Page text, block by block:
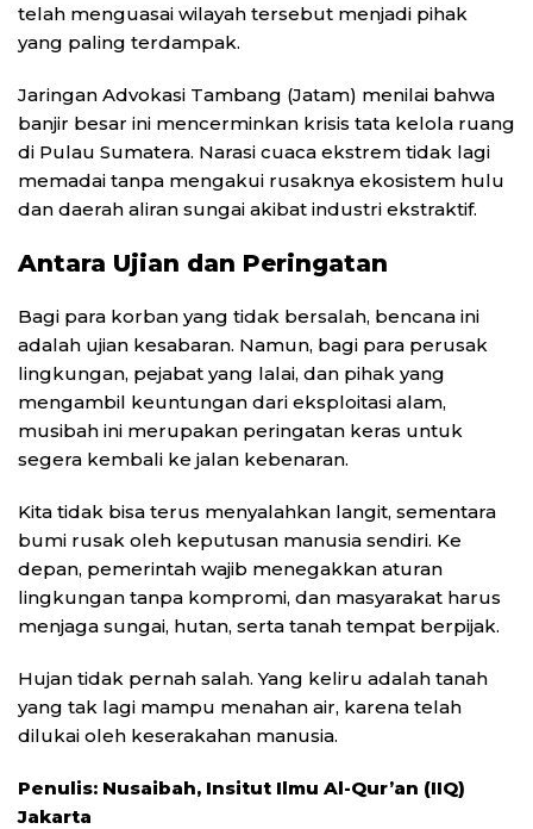
telah menguasai wilayah tersebut menjadi pihak
yang paling terdampak.
Jaringan Advokasi Tambang (Jatam) menilai bahwa
banjir besar ini mencerminkan krisis tata kelola ruang
di Pulau Sumatera. Narasi cuaca ekstrem tidak lagi
memadai tanpa mengakui rusaknya ekosistem hulu
dan daerah aliran sungai akibat industri ekstraktif.
Antara Ujian dan Peringatan
Bagi para korban yang tidak bersalah, bencana ini
adalah ujian kesabaran. Namun, bagi para perusak
lingkungan, pejabat yang lalai, dan pihak yang
mengambil keuntungan dari eksploitasi alam,
musibah ini merupakan peringatan keras untuk
segera kembali ke jalan kebenaran.
Kita tidak bisa terus menyalahkan langit, sementara
bumi rusak oleh keputusan manusia sendiri. Ke
depan, pemerintah wajib menegakkan aturan
lingkungan tanpa kompromi, dan masyarakat harus
menjaga sungai, hutan, serta tanah tempat berpijak.
Hujan tidak pernah salah. Yang keliru adalah tanah
yang tak lagi mampu menahan air, karena telah
dilukai oleh keserakahan manusia.
Penulis: Nusaibah, Insitut Ilmu Al-Qur’an (IIQ)
Jakarta